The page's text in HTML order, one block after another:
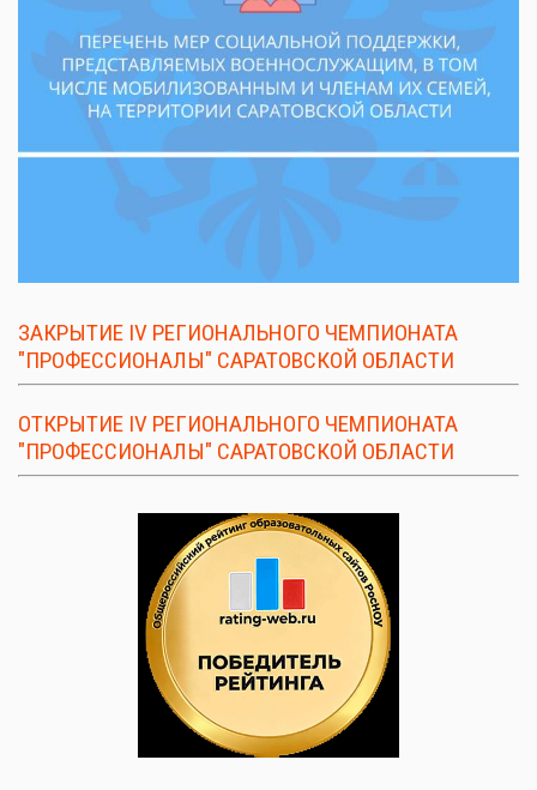
ЗАКРЫТИЕ IV РЕГИОНАЛЬНОГО ЧЕМПИОНАТА
"ПРОФЕССИОНАЛЫ" САРАТОВСКОЙ ОБЛАСТИ
ОТКРЫТИЕ IV РЕГИОНАЛЬНОГО ЧЕМПИОНАТА
"ПРОФЕССИОНАЛЫ" САРАТОВСКОЙ ОБЛАСТИ